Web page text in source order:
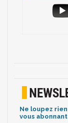
Ne loupez
vous